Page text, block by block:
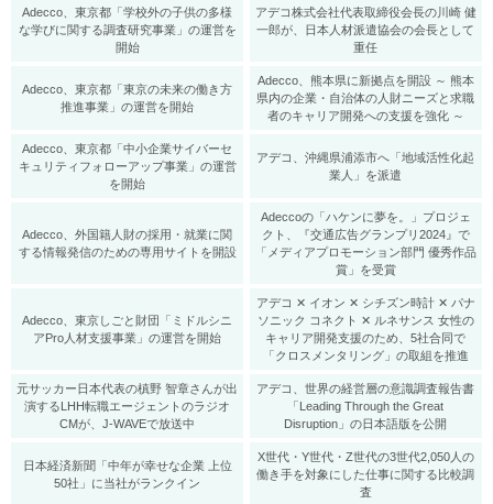
Adecco、東京都「学校外の子供の多様
な学びに関する調査研究事業」の運営を
開始
アデコ株式会社代表取締役会長の川崎 健
一郎が、日本人材派遣協会の会長として
重任
Adecco、東京都「東京の未来の働き方
推進事業」の運営を開始
Adecco、熊本県に新拠点を開設 ～ 熊本
県内の企業・自治体の人財ニーズと求職
者のキャリア開発への支援を強化 ～
Adecco、東京都「中小企業サイバーセ
キュリティフォローアップ事業」の運営
を開始
アデコ、沖縄県浦添市へ「地域活性化起
業人」を派遣
Adecco、外国籍人財の採用・就業に関
する情報発信のための専用サイトを開設
Adeccoの「ハケンに夢を。」プロジェ
クト、『交通広告グランプリ2024』で
「メディアプロモーション部門 優秀作品
賞」を受賞
Adecco、東京しごと財団「ミドルシニ
アPro人材支援事業」の運営を開始
アデコ ✕ イオン ✕ シチズン時計 ✕ パナ
ソニック コネクト ✕ ルネサンス 女性の
キャリア開発支援のため、5社合同で
「クロスメンタリング」の取組を推進
元サッカー日本代表の槙野 智章さんが出
演するLHH転職エージェントのラジオ
CMが、J-WAVEで放送中
アデコ、世界の経営層の意識調査報告書
「Leading Through the Great
Disruption」の日本語版を公開
日本経済新聞「中年が幸せな企業 上位
50社」に当社がランクイン
X世代・Y世代・Z世代の3世代2,050人の
働き手を対象にした仕事に関する比較調
査